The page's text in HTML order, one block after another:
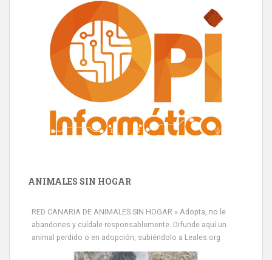
ANIMALES SIN HOGAR
RED CANARIA DE ANIMALES SIN HOGAR » Adopta, no le
abandones y cuídale responsablemente. Difunde aquí un
animal perdido o en adopción, subiéndolo a Leales.org